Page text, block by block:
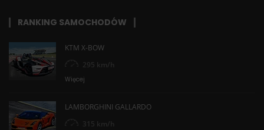
RANKING SAMOCHODÓW
KTM X-BOW
295 km/h
Więcej
LAMBORGHINI GALLARDO
315 km/h